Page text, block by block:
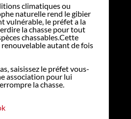
climatiques ou
naturelle rend le gibier
vulnérable, le préfet a la
la chasse pour tout
chassables.Cette
autant de fois
saisissez le préfet vous-
association pour lui
la chasse.